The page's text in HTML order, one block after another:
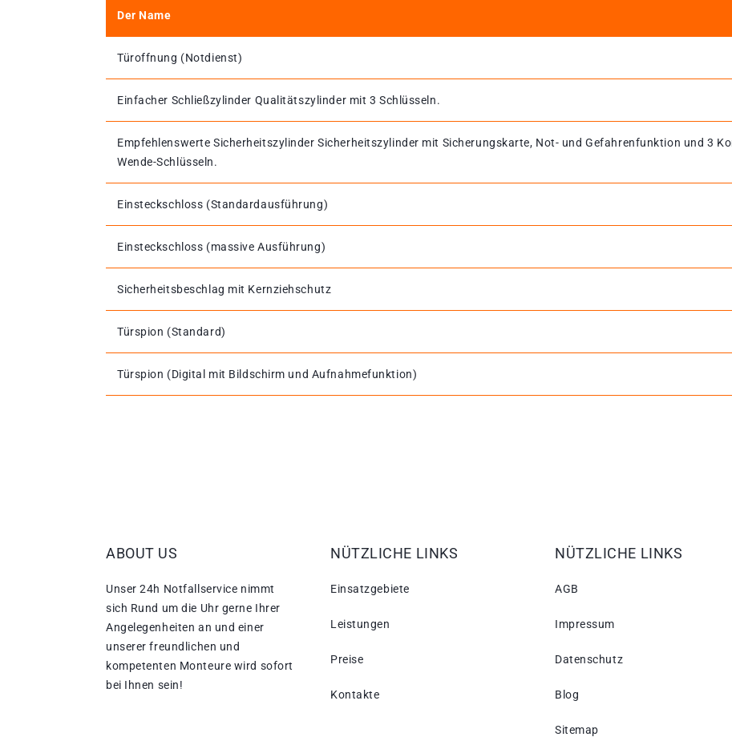
Der Name
Türoffnung (Notdienst)
Einfacher Schließzylinder Qualitätszylinder mit 3 Schlüsseln.
Empfehlenswerte Sicherheitszylinder Sicherheitszylinder mit Sicherungskarte, Not- und Gefahrenfunktion und 3
Wende-Schlüsseln.
Einsteckschloss (Standardausführung)
Einsteckschloss (massive Ausführung)
Sicherheitsbeschlag mit Kernziehschutz
Türspion (Standard)
Türspion (Digital mit Bildschirm und Aufnahmefunktion)
ABOUT US
Unser 24h Notfallservice nimmt
sich Rund um die Uhr gerne Ihrer
Angelegenheiten an und einer
unserer freundlichen und
kompetenten Monteure wird sofort
bei Ihnen sein!
NÜTZLICHE LINKS
Einsatzgebiete
Leistungen
Preise
Kontakte
NÜTZLICHE LINKS
AGB
Impressum
Datenschutz
Blog
Sitemap